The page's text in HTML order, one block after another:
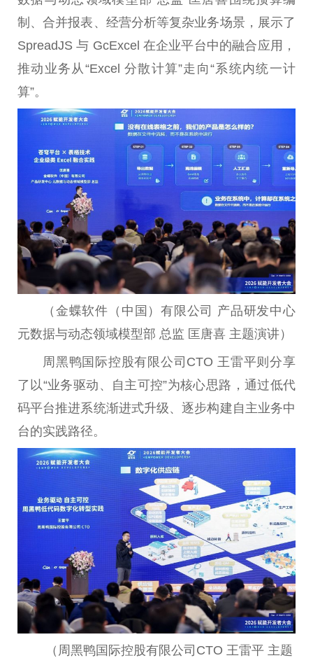
制、合并报表、经营分析等复杂业务场景，展示了
SpreadJS 与 GcExcel 在企业平台中的融合应用，
推动业务从“Excel 分散计算”走向“系统内统一计
算”。
（金蝶软件（中国）有限公司 产品研发中心
元数据与动态领域模型部 总监 匡唐喜 主题演讲）
周黑鸭国际控股有限公司CTO 王雷平则分享
了以“业务驱动、自主可控”为核心思路，通过低代
码平台推进系统渐进式升级、逐步构建自主业务中
台的实践路径。
（周黑鸭国际控股有限公司CTO 王雷平 主题